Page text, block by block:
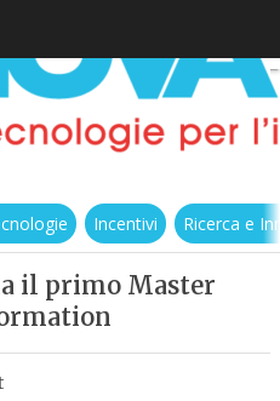
Incentivi Ricerca e
il primo Master